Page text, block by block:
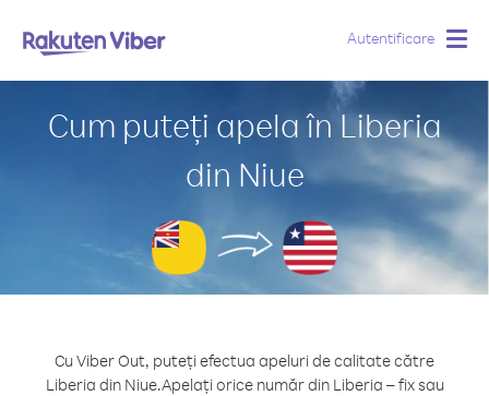
Autentificare
Cum puteți apela în Liberia
din Niue
Cu Viber Out, puteți efectua apeluri de calitate către
Liberia din Niue.Apelați orice număr din Liberia – fix sau